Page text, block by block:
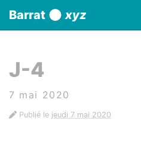
Barrat xyz
J-4
7 mai 2020
Publié le jeudi 7 mai 2020
Panneau de gestion des cookies